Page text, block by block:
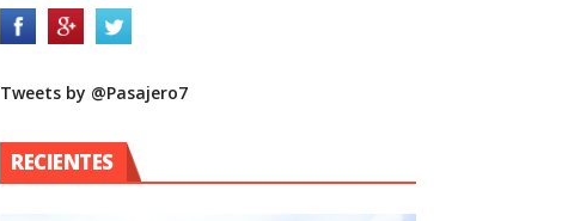
Tweets by @Pasajero7
RECIENTES